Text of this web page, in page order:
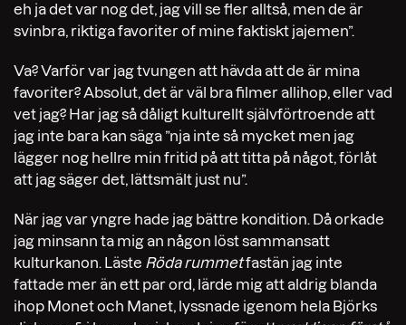
eh ja det var nog det, jag vill se fler alltså, men de är
svinbra, riktiga favoriter of mine faktiskt jajemen”.
Va? Varför var jag tvungen att hävda att de är mina
favoriter? Absolut, det är väl bra filmer allihop, eller vad
vet jag? Har jag så dåligt kulturellt självförtroende att
jag inte bara kan säga ”nja inte så mycket men jag
lägger nog hellre min fritid på att titta på något, förlåt
att jag säger det, lättsmält just nu”.
När jag var yngre hade jag bättre kondition. Då orkade
jag minsann ta mig an någon löst sammansatt
kulturkanon. Läste Röda rummetfastän jag inte
fattade mer än ett par ord, lärde mig att aldrig blanda
ihop Monet och Manet, lyssnade igenom hela Björks